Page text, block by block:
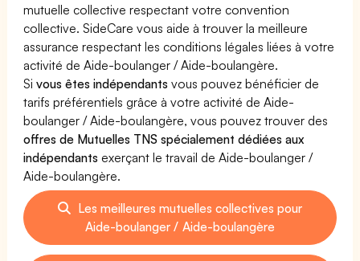
mutuelle collective respectant votre convention
collective. SideCare vous aide à trouver la meilleure
assurance respectant les conditions légales liées à votre
activité de Aide-boulanger / Aide-boulangère.
Sivous êtes indépendants vous pouvez bénéficier de
tarifs préférentiels grâce à votre activité de Aide-
boulanger / Aide-boulangère, vous pouvez trouver des
offres de Mutuelles TNS spécialement dédiées aux
indépendants exerçant le travail de Aide-boulanger /
Aide-boulangère.
Les meilleures mutuelles collectives pour
Aide-boulanger / Aide-boulangère